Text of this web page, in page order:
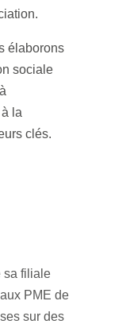
élaborons
sociale
la
clés.
sa filiale
PME de
sur des